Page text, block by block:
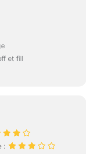
et fill
: